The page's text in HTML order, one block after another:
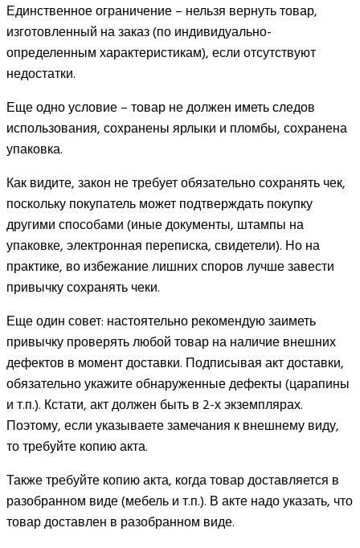
Единственное ограничение – нельзя вернуть товар,
изготовленный на заказ (по индивидуально-
определенным характеристикам), если отсутствуют
недостатки.
Еще одно условие – товар не должен иметь следов
использования, сохранены ярлыки и пломбы, сохранена
упаковка.
Как видите, закон не требует обязательно сохранять чек,
поскольку покупатель может подтверждать покупку
другими способами (иные документы, штампы на
упаковке, электронная переписка, свидетели). Но на
практике, во избежание лишних споров лучше завести
привычку сохранять чеки.
Еще один совет: настоятельно рекомендую заиметь
привычку проверять любой товар на наличие внешних
дефектов в момент доставки. Подписывая акт доставки,
обязательно укажите обнаруженные дефекты (царапины
и т.п.). Кстати, акт должен быть в 2-х экземплярах.
Поэтому, если указываете замечания к внешнему виду,
то требуйте копию акта.
Также требуйте копию акта, когда товар доставляется в
разобранном виде (мебель и т.п.). В акте надо указать, что
товар доставлен в разобранном виде.